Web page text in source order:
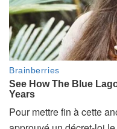
Pour mettre fin à cette